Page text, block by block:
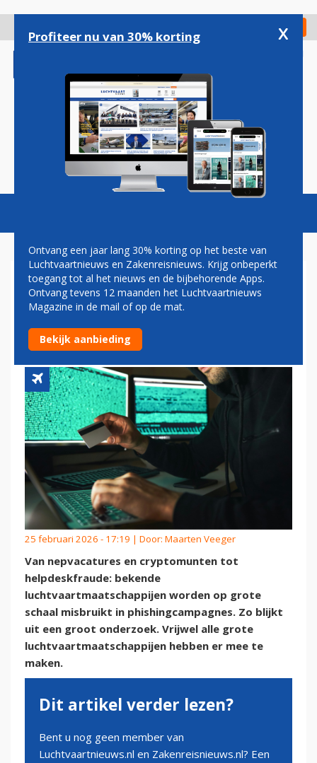
gaan
Check in
Magazine Podcasts Vacatures
CYBERCRIMINELEN KAPEN
LUCHTVAARTMERKEN IN
JACHT OP GELD VAN REIZIGER
25 februari 2026 - 17:19 | Door: Maarten Veeger
Van nepvacatures en cryptomunten tot
helpdeskfraude: bekende
luchtvaartmaatschappijen worden op grote
schaal misbruikt in phishingcampagnes. Zo blijkt
uit een groot onderzoek. Vrijwel alle grote
luchtvaartmaatschappijen hebben er mee te
maken.
Dit artikel verder lezen?
Bent u nog geen member van
Luchtvaartnieuws.nl en Zakenreisnieuws.nl? Een
Profiteer nu van 30% korting x
Ontvang een jaar lang 30% korting op het beste van
Luchtvaartnieuws en Zakenreisnieuws. Krijg onbeperkt
toegang tot al het nieuws en de bijbehorende Apps.
Ontvang tevens 12 maanden het Luchtvaartnieuws
Magazine in de mail of op de mat.
Bekijk aanbieding